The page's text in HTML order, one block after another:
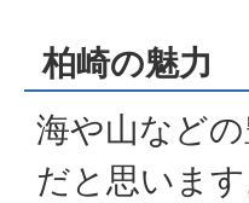
柏崎の魅力
海や山など
だと思います